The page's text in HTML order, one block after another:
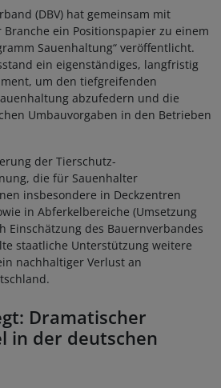
(DBV) hat gemeinsam mit
ein Positionspapier zu einem
Sauenhaltung“ veröffentlicht.
ein eigenständiges, langfristig
um den tiefgreifenden
abzufedern und die
Umbauvorgaben in den Betrieben
der Tierschutz-
die für Sauenhalter
insbesondere in Deckzentren
in Abferkelbereiche (Umsetzung
Einschätzung des Bauernverbandes
staatliche Unterstützung weitere
nachhaltiger Verlust an
Dramatischer
in der deutschen